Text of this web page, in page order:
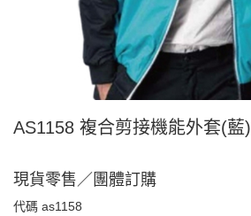
AS1158 複合剪接機能外套(藍)
現貨零售／團體訂購
代碼 as1158